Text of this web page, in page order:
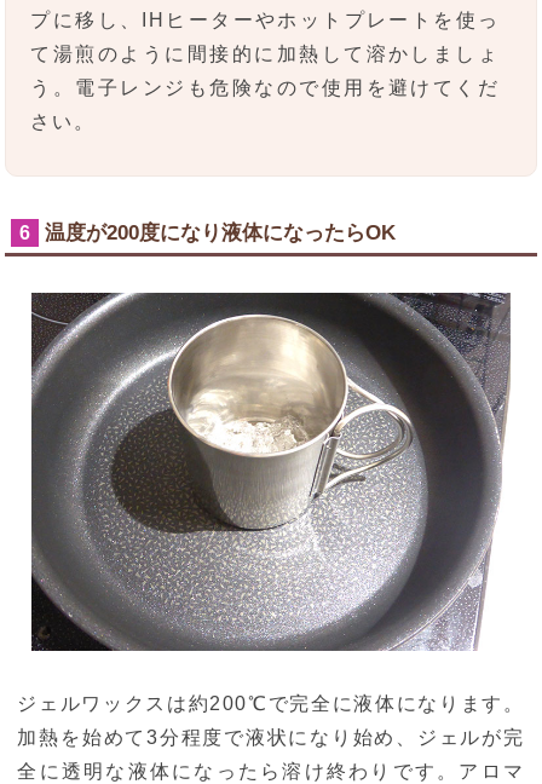
プに移し、IHヒーターやホットプレートを使っ
て湯煎のように間接的に加熱して溶かしましょ
う。電子レンジも危険なので使用を避けてくだ
さい。
6 温度が200度になり液体になったらOK
ジェルワックスは約200℃で完全に液体になります。
加熱を始めて3分程度で液状になり始め、ジェルが完
全に透明な液体になったら溶け終わりです。アロマ